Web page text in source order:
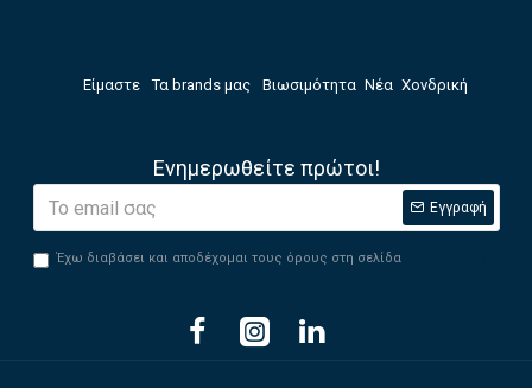
Είμαστε Τα brands μας Βιωσιμότητα Νέα Χονδρική
Ενημερωθείτε πρώτοι!
Εγγραφή
Έχω διαβάσει και αποδέχομαι τους όρους στη σελίδα